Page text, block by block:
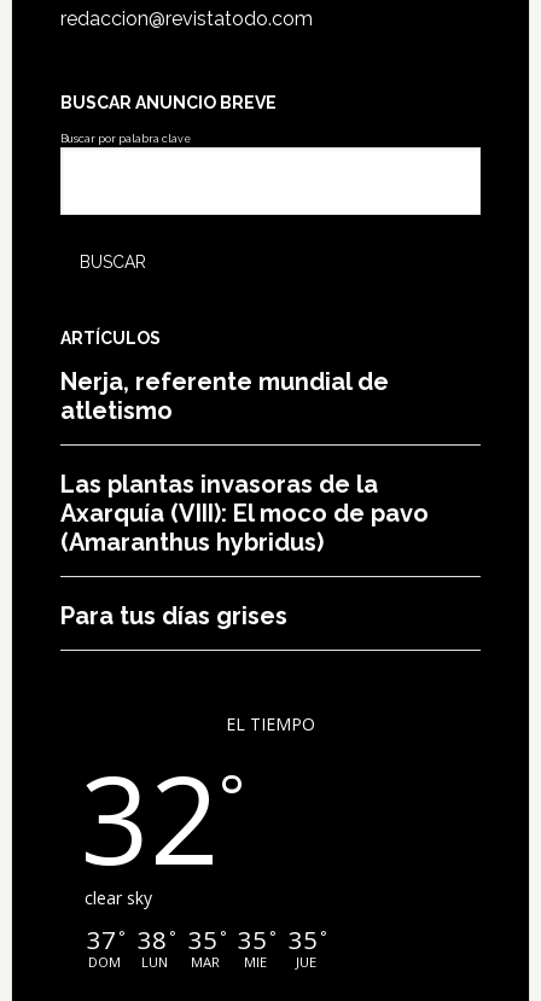
redaccion@revistatodo.com
BUSCAR ANUNCIO BREVE
Buscar por palabra clave
ARTÍCULOS
Nerja, referente mundial de
atletismo
Las plantas invasoras de la
Axarquía (VIII): El moco de pavo
(Amaranthus hybridus)
Para tus días grises
EL TIEMPO
32°
clear sky
37 °
DOM
38 °
LUN
35 °
MAR
35 °
MIE
35 °
JUE